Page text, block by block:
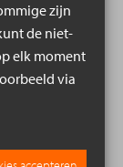
zijn
de niet-
elk moment
via